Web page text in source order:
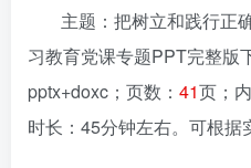
主题：把树立和践行正
习教育党课专题PPT完整版
pptx+doxc；页数： 41页；
时长：45分钟左右。可根据